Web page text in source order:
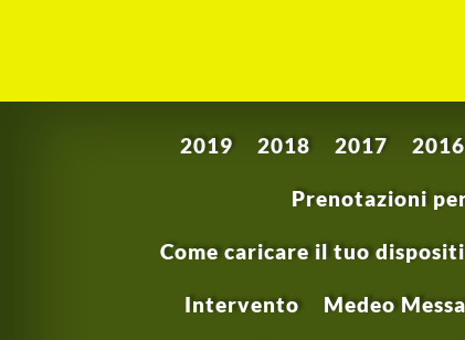
2019 2018 2017 2016
Prenotazioni
Come caricare il tuo
Intervento Medeo